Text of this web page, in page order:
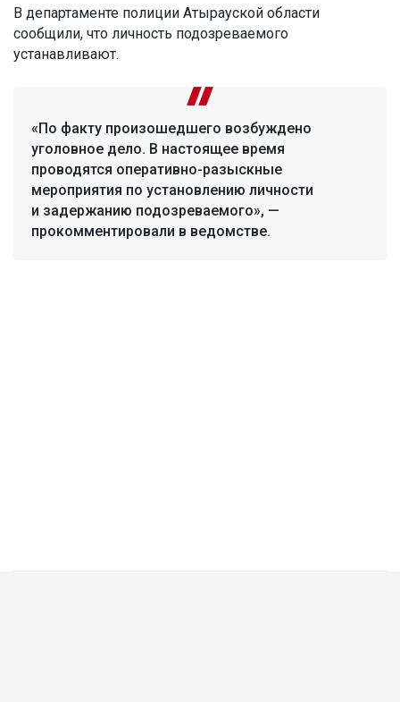
В департаменте полиции Атырауской области
сообщили, что личность подозреваемого
устанавливают.
«По факту произошедшего возбуждено
уголовное дело. В настоящее время
проводятся оперативно-разыскные
мероприятия по установлению личности
и задержанию подозреваемого», —
прокомментировали в ведомстве.